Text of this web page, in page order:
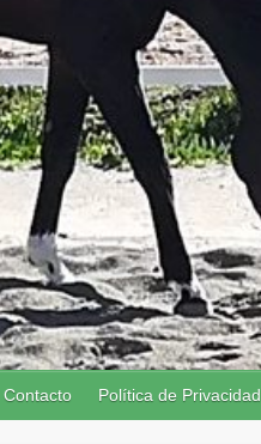
Contacto Política de Privacidad